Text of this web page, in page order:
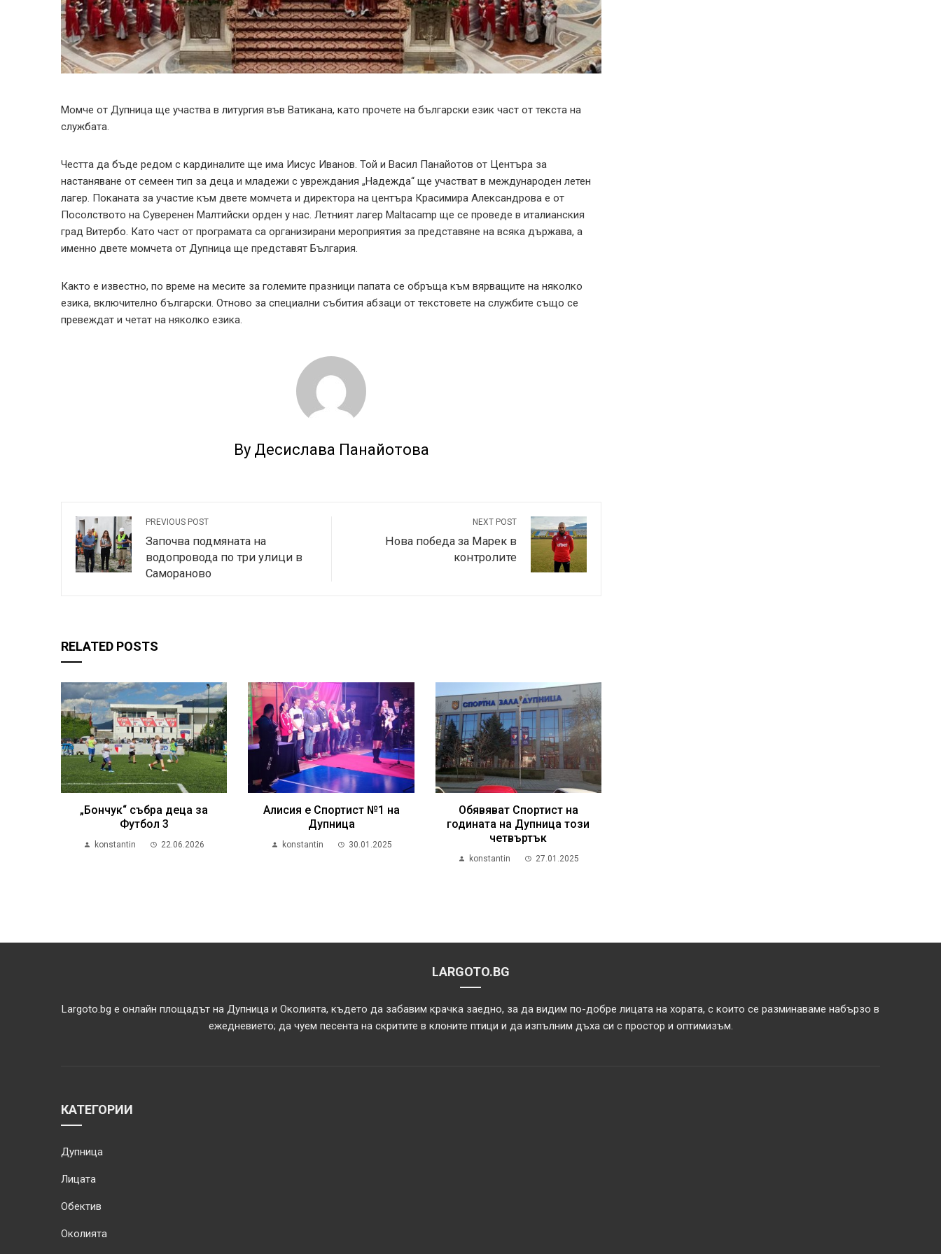
Момче от Дупница ще участва в литургия във Ватикана, като прочете на български език част от текста на
службата.
Честта да бъде редом с кардиналите ще има Иисус Иванов. Той и Васил Панайотов от Центъра за
настаняване от семеен тип за деца и младежи с увреждания „Надежда“ ще участват в международен летен
лагер. Поканата за участие към двете момчета и директора на центъра Красимира Александрова е от
Посолството на Суверенен Малтийски орден у нас. Летният лагер Maltacamp ще се проведе в италианския
град Витербо. Като част от програмата са организирани мероприятия за представяне на всяка държава, а
именно двете момчета от Дупница ще представят България.
Както е известно, по време на месите за големите празници папата се обръща към вярващите на няколко
езика, включително български. Отново за специални събития абзаци от текстовете на службите също се
превеждат и четат на няколко езика.
By Десислава Панайотова
PREVIOUS POST
Започва подмяната на
водопровода по три улици в
Самораново
NEXT POST
Нова победа за Марек в
контролите
RELATED POSTS
„Бончук“ събра деца за
Футбол 3
konstantin 22.06.2026
Алисия е Спортист №1 на
Дупница
konstantin 30.01.2025
Обявяват Спортист на
годината на Дупница този
четвъртък
konstantin 27.01.2025
LARGOTO.BG
Largoto.bg е онлайн площадът на Дупница и Околията, където да забавим крачка заедно, за да видим по-добре лицата на хората, с които се разминаваме набързо в
ежедневието; да чуем песента на скритите в клоните птици и да изпълним дъха си с простор и оптимизъм.
КАТЕГОРИИ
Дупница
Лицата
Обектив
Околията